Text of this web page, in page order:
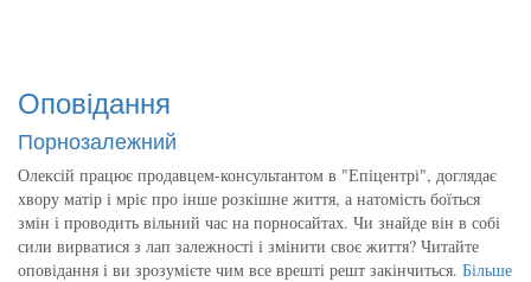
Оповідання
Порнозалежний
Олексій працює продавцем-консультантом в "Епіцентрі", доглядає
хвору матір і мріє про інше розкішне життя, а натомість боїться
змін і проводить вільний час на порносайтах. Чи знайде він в собі
сили вирватися з лап залежності і змінити своє життя? Читайте
оповідання і ви зрозумієте чим все врешті решт закінчиться. Більше